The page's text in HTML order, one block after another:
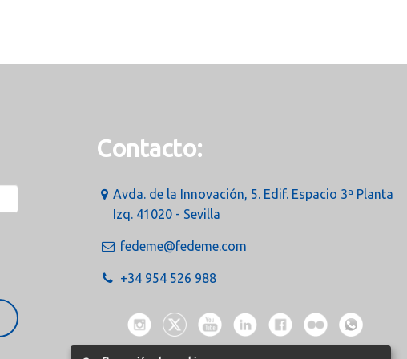
Contacto:
Avda. de la Innovación, 5. Edif. Espacio 3ª Planta
Izq. 41020 - Sevilla
fedeme@fedeme.com
+34 954 526 988